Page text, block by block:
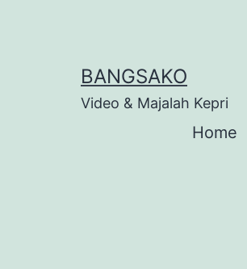
BANGSAKO
Video & Majalah Kepri
Home